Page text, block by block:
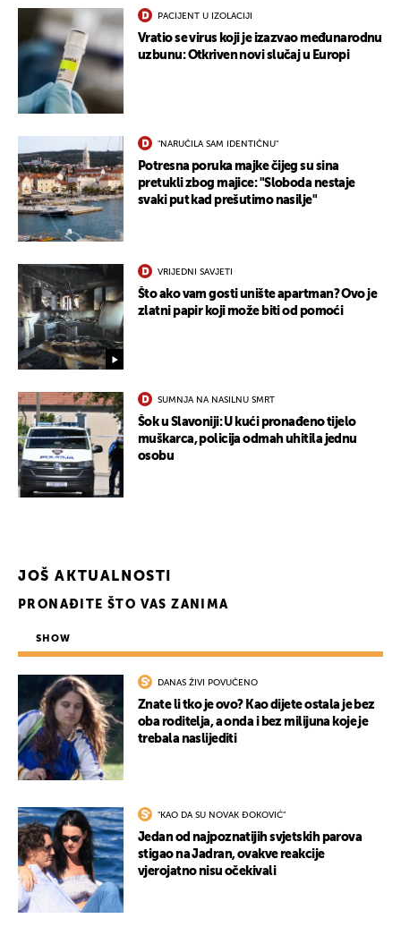
PACIJENT U IZOLACIJI
Vratio se virus koji je izazvao međunarodnu
uzbunu: Otkriven novi slučaj u Europi
"NARUČILA SAM IDENTIČNU"
Potresna poruka majke čijeg su sina
pretukli zbog majice: "Sloboda nestaje
svaki put kad prešutimo nasilje"
VRIJEDNI SAVJETI
Što ako vam gosti unište apartman? Ovo je
zlatni papir koji može biti od pomoći
SUMNJA NA NASILNU SMRT
Šok u Slavoniji: U kući pronađeno tijelo
muškarca, policija odmah uhitila jednu
osobu
JOŠ AKTUALNOSTI
PRONAĐITE ŠTO VAS ZANIMA
SHOW
DANAS ŽIVI POVUČENO
Znate li tko je ovo? Kao dijete ostala je bez
oba roditelja, a onda i bez milijuna koje je
trebala naslijediti
"KAO DA SU NOVAK ĐOKOVIĆ"
Jedan od najpoznatijih svjetskih parova
stigao na Jadran, ovakve reakcije
vjerojatno nisu očekivali